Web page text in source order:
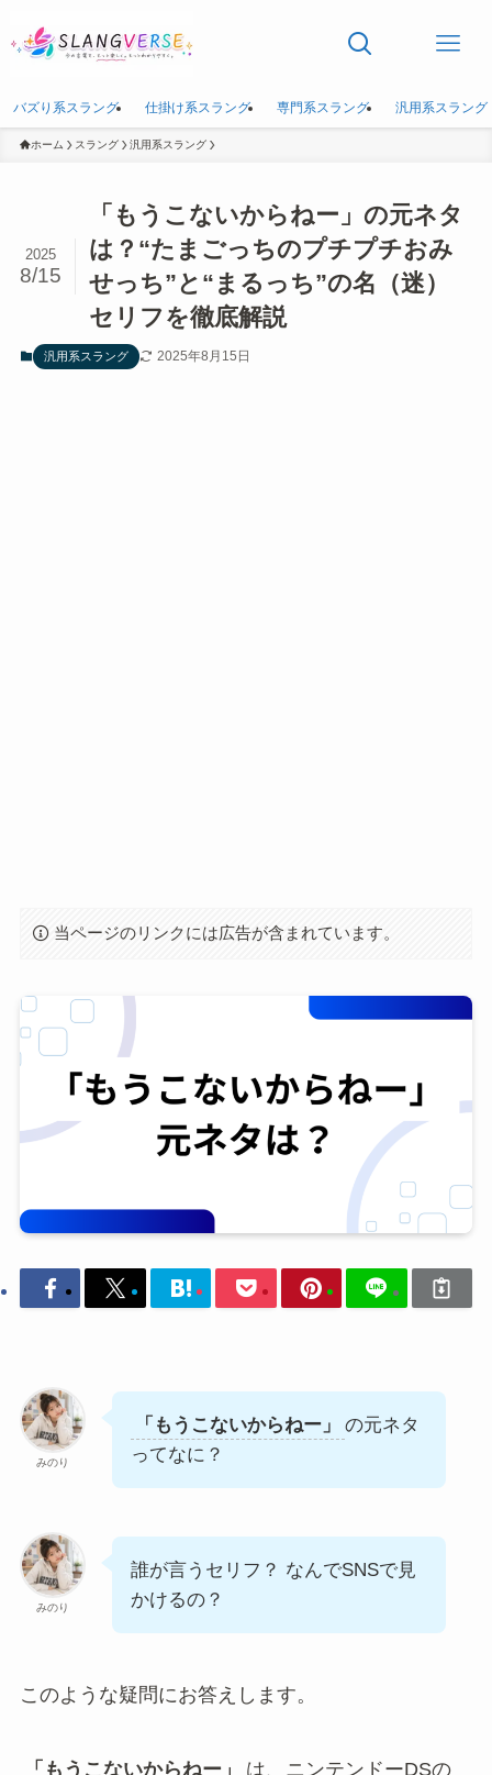
バズり系スラング 仕掛け系スラング 専門系スラング 汎用系スラング
ホーム スラング 汎用系スラング
「もうこないからねー」の元ネタ
は？“たまごっちのプチプチおみ
せっち”と“まるっち”の名（迷）
セリフを徹底解説
2025
8/15
汎用系スラング 2025年8月15日
当ページのリンクには広告が含まれています。
みのり
「もうこないからねー」
の元ネタ
ってなに？
みのり
誰が言うセリフ？ なんでSNSで見
かけるの？
このような疑問にお答えします。
「もうこないからねー」
は、ニンテンドーDSの